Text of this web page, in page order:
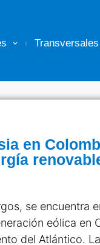
Transversales
en
se encuentra
eólica en
del Atlántico.